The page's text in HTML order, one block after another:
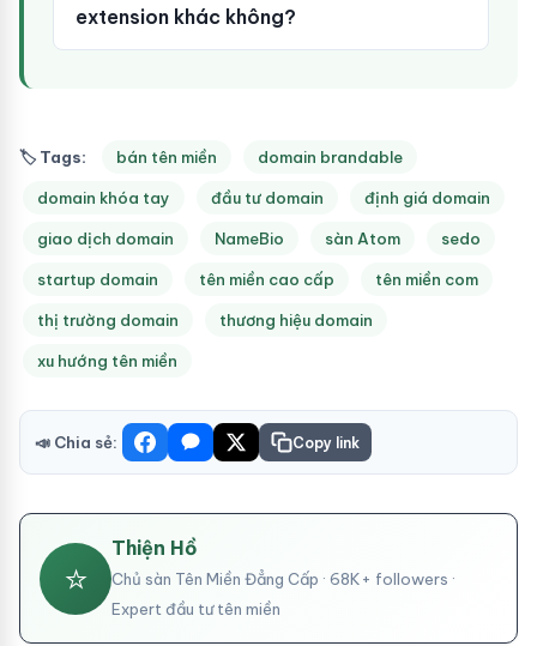
extension khác không?
🏷 Tags: bán tên miền domain brandable
domain khóa tay đầu tư domain định giá domain
giao dịch domain NameBio sàn Atom sedo
startup domain tên miền cao cấp tên miền com
thị trường domain thương hiệu domain
xu hướng tên miền
📣 Chia sẻ: Copy link
⭐
Thiện Hồ
Chủ sàn Tên Miền Đẳng Cấp · 68K+ followers ·
Expert đầu tư tên miền